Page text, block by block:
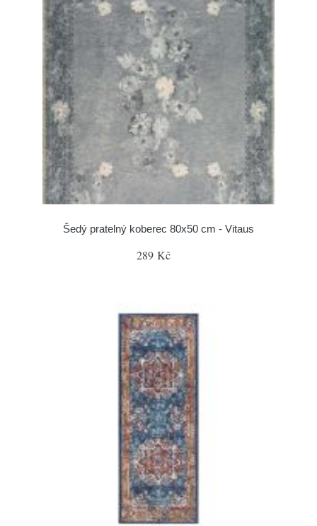
Šedý pratelný koberec 80x50 cm - Vitaus
289 Kč